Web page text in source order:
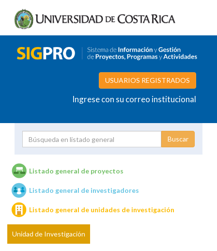
USUARIOS REGISTRADOS
Ingrese con su correo institucional
Unidades de investigación
Listado general de proyectos
Listado general de investigadores
Listado general de unidades de investigación
Unidad de Investigación